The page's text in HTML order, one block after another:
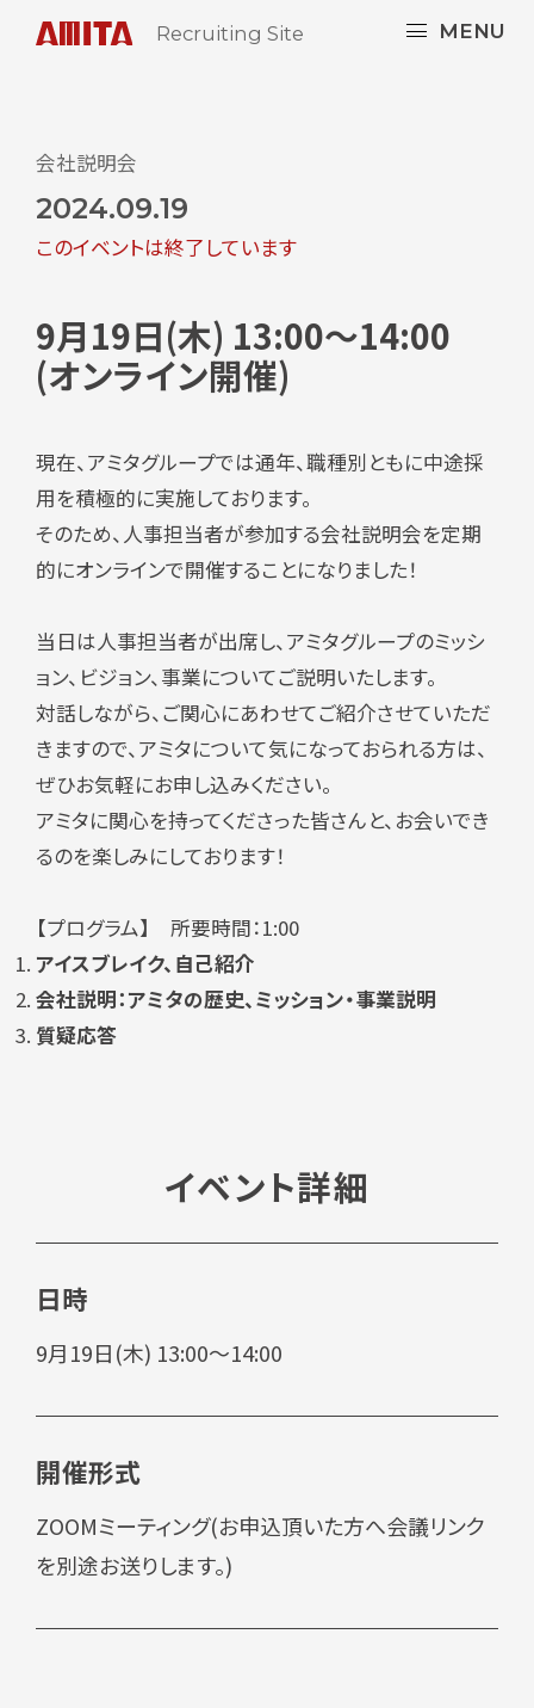
Recruiting Site MENU
会社説明会
9月19日(木) 13:00～14:00
(オンライン開催)
2024.09.19
このイベントは終了しています
現在、アミタグループでは通年、職種別ともに中途採
用を積極的に実施しております。
そのため、人事担当者が参加する会社説明会を定期
的にオンラインで開催することになりました！
当日は人事担当者が出席し、アミタグループのミッシ
ョン、ビジョン、事業についてご説明いたします。
対話しながら、ご関心にあわせてご紹介させていただ
きますので、アミタについて気になっておられる方は、
ぜひお気軽にお申し込みください。
アミタに関心を持ってくださった皆さんと、お会いでき
るのを楽しみにしております！
【プログラム】 所要時間：1:00
アイスブレイク、自己紹介
会社説明：アミタの歴史、ミッション・事業説明
質疑応答
イベント詳細
日時
9月19日(木) 13:00～14:00
開催形式
ZOOMミーティング(お申込頂いた方へ会議リンク
を別途お送りします。)